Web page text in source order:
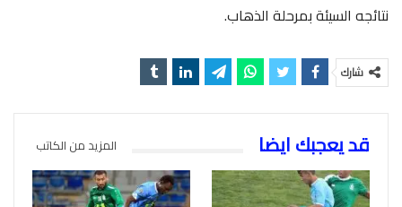
نتائجه السيئة بمرحلة الذهاب.
شارك
قد يعجبك ايضا المزيد من الكاتب